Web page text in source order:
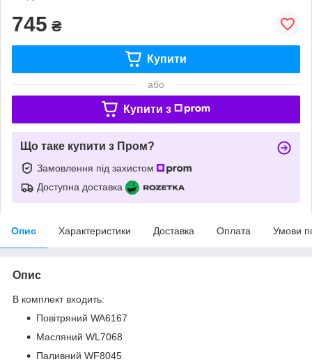
745 ₴
Купити
або
Купити з
Що таке купити з Пром?
Замовлення під захистом
Доступна доставка
Опис Характеристики Доставка Оплата Умови
Опис
В комплект входить:
Повітряний WA6167
Масляний WL7068
Паливний WF8045